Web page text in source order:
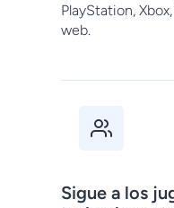
PlayStation,
web.
Sigue a los